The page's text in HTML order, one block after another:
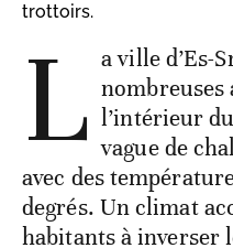
trottoirs.
L a ville d’Es-
nombreuses
l’intérieur
vague de
avec des
degrés. Un climat
habitants à inverser